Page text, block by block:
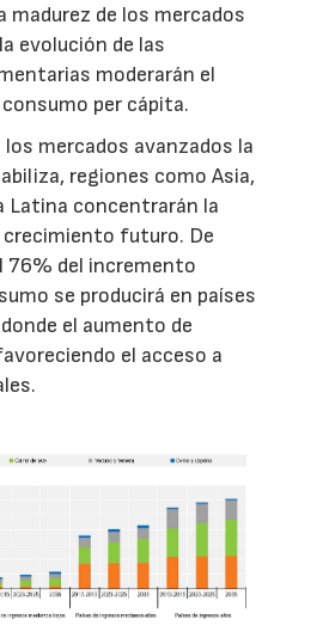
madurez de los mercados
evolución de las
moderarán el
per cápita.
mercados avanzados la
regiones como Asia,
Latina concentrarán la
crecimiento futuro. De
76% del incremento
se producirá en países
el aumento de
el acceso a